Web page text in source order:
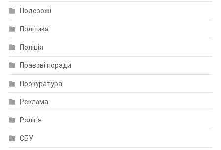
Подорожі
Політика
Поліція
Правові поради
Прокуратура
Реклама
Релігія
СБУ